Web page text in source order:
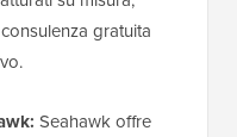
gratuita
Seahawk offre